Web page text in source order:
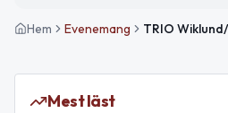
Hem Evenemang
Mest läst